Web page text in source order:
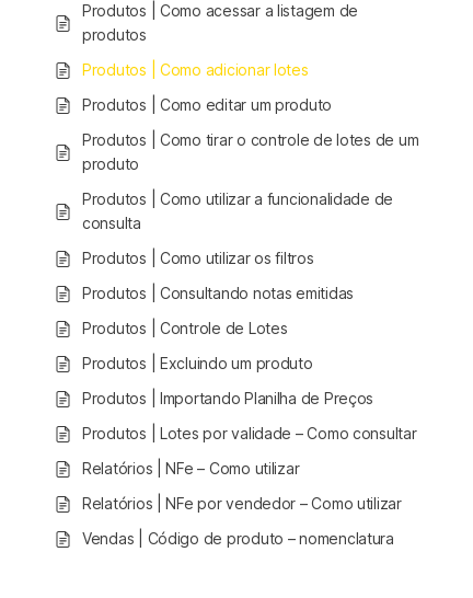
Produtos | Como acessar a listagem de
produtos
Produtos | Como adicionar lotes
Produtos | Como editar um produto
Produtos | Como tirar o controle de lotes de um
produto
Produtos | Como utilizar a funcionalidade de
consulta
Produtos | Como utilizar os filtros
Produtos | Consultando notas emitidas
Produtos | Controle de Lotes
Produtos | Excluindo um produto
Produtos | Importando Planilha de Preços
Produtos | Lotes por validade – Como consultar
Relatórios | NFe – Como utilizar
Relatórios | NFe por vendedor – Como utilizar
Vendas | Código de produto – nomenclatura